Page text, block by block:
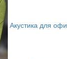
Акустика для